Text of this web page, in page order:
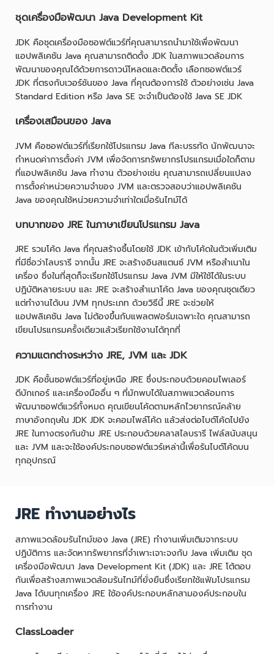
ชุดเครื่องมือพัฒนา Java Development Kit
JDK คือชุดเครื่องมือซอฟต์แวร์ที่คุณสามารถนำมาใช้เพื่อพัฒนา
แอปพลิเคชัน Java คุณสามารถติดตั้ง JDK ในสภาพแวดล้อมการ
พัฒนาของคุณได้ด้วยการดาวน์โหลดและติดตั้ง เลือกซอฟต์แวร์
JDK ที่ตรงกับเวอร์ชันของ Java ที่คุณต้องการใช้ ตัวอย่างเช่น Java
Standard Edition หรือ Java SE จะจำเป็นต้องใช้ Java SE JDK
เครื่องเสมือนของ Java
JVM คือซอฟต์แวร์ที่เรียกใช้โปรแกรม Java ทีละบรรทัด นักพัฒนาจะ
กำหนดค่าการตั้งค่า JVM เพื่อจัดการทรัพยากรโปรแกรมเมื่อใดก็ตาม
ที่แอปพลิเคชัน Java ทำงาน ตัวอย่างเช่น คุณสามารถเปลี่ยนแปลง
การตั้งค่าหน่วยความจำของ JVM และตรวจสอบว่าแอปพลิเคชัน
Java ของคุณใช้หน่วยความจำเท่าใดเมื่อรันไทม์ได้
บทบาทของ JRE ในภาษาเขียนโปรแกรม Java
JRE รวมโค้ด Java ที่คุณสร้างชึ้นโดยใช้ JDK เข้ากับโค้ดในตัวเพิ่มเติม
ที่มีชื่อว่าไลบรารี จากนั้น JRE จะสร้างอินสแตนซ์ JVM หรือสำเนาใน
เครื่อง ซึ่งในที่สุดก็จะเรียกใช้โปรแกรม Java JVM มีให้ใช้ได้ในระบบ
ปฏิบัติหลายระบบ และ JRE จะสร้างสำเนาโค้ด Java ของคุณชุดเดียว
แต่ทำงานได้บน JVM ทุกประเภท ด้วยวิธีนี้ JRE จะช่วยให้
แอปพลิเคชัน Java ไม่ต้องขึ้นกับแพลตฟอร์มเฉพาะใด คุณสามารถ
เขียนโปรแกรมครั้งเดียวแล้วเรียกใช้งานได้ทุกที่
ความแตกต่างระหว่าง JRE, JVM และ JDK
JDK คือชั้นซอฟต์แวร์ที่อยู่เหนือ JRE ซึ่งประกอบด้วยคอมไพเลอร์
ดีบักเกอร์ และเครื่องมืออื่น ๆ ที่มักพบได้ในสภาพแวดล้อมการ
พัฒนาซอฟต์แวร์ทั้งหมด คุณเขียนโค้ดตามหลักไวยากรณ์คล้าย
ภาษาอังกฤษใน JDK JDK จะคอมไพล์โค้ด แล้วส่งต่อไบต์โค้ดไปยัง
JRE ในทางตรงกันข้าม JRE ประกอบด้วยคลาสไลบรารี ไฟล์สนับสนุน
และ JVM และจะใช้องค์ประกอบซอฟต์แวร์เหล่านี้เพื่อรันไบต์โค้ดบน
ทุกอุปกรณ์
JRE ทำงานอย่างไร
สภาพแวดล้อมรันไทม์ของ Java (JRE) ทำงานเพิ่มเติมจากระบบ
ปฏิบัติการ และจัดหาทรัพยากรที่จำเพาะเจาะจงกับ Java เพิ่มเติม ชุด
เครื่องมือพัฒนา Java Development Kit (JDK) และ JRE โต้ตอบ
กันเพื่อสร้างสภาพแวดล้อมรันไทม์ที่ยั่งยืนซึ่งเรียกใช้แฟ้มโปรแกรม
Java ได้บนทุกเครื่อง JRE ใช้องค์ประกอบหลักสามองค์ประกอบใน
การทำงาน
ClassLoader